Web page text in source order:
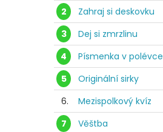
2
Zahraj si deskovku
3
Dej si zmrzlinu
4
Písmenka v polévce
5
Originální sirky
6.
Mezispolkový kvíz
7
Věštba